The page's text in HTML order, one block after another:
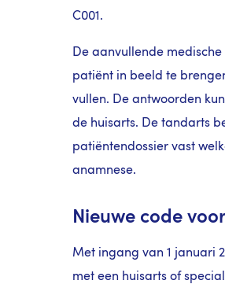
C001.
De aanvullende
patiënt in beeld te
vullen. De antwoorden
de huisarts. De tandarts
patiëntendossier vast
anamnese.
Nieuwe code
Met ingang van 1 januari
met een huisarts of